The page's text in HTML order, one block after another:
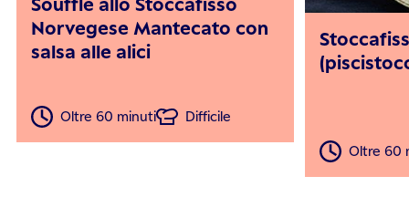
Norvegese Mantecato con
salsa alle alici
Oltre 60 minuti Difficile
Oltre 60